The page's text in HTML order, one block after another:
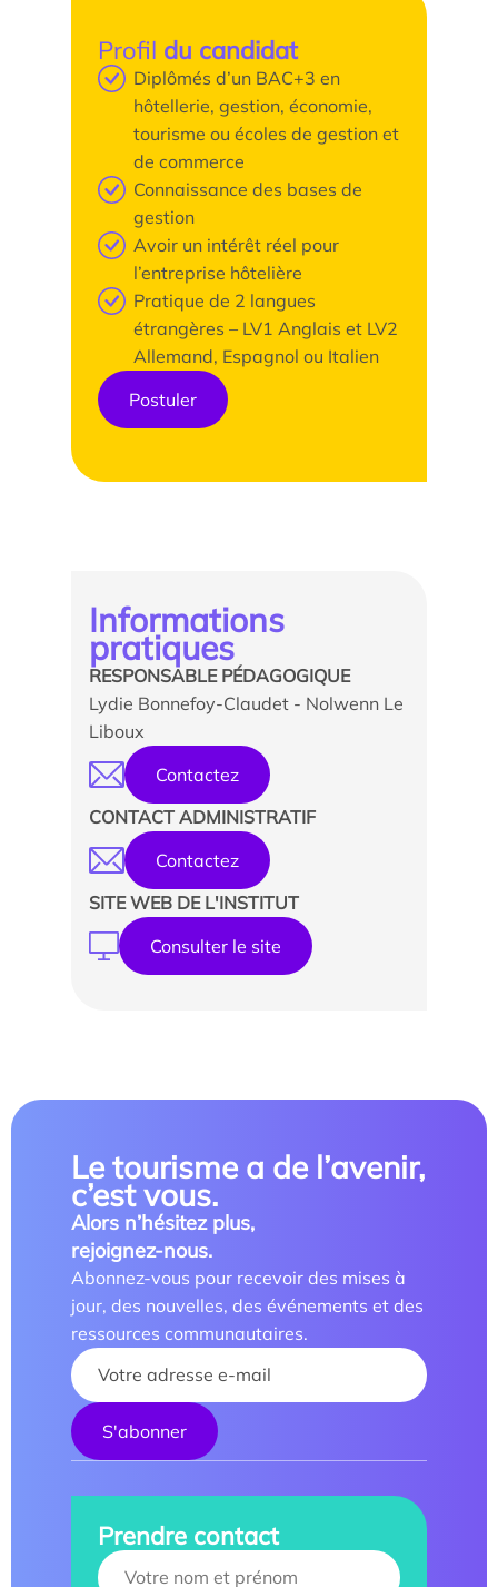
Profil du candidat
Diplômés d’un BAC+3 en
hôtellerie, gestion, économie,
tourisme ou écoles de gestion et
de commerce
Connaissance des bases de
gestion
Avoir un intérêt réel pour
l’entreprise hôtelière
Pratique de 2 langues
étrangères – LV1 Anglais et LV2
Allemand, Espagnol ou Italien
Postuler
Informations
pratiques
RESPONSABLE PÉDAGOGIQUE
Lydie Bonnefoy-Claudet - Nolwenn Le
Liboux
Contactez
CONTACT ADMINISTRATIF
Contactez
SITE WEB DE L'INSTITUT
Consulter le site
Le tourisme a de l’avenir,
c’est vous.
Alors n’hésitez plus,
rejoignez-nous.
Abonnez-vous pour recevoir des mises à
jour, des nouvelles, des événements et des
ressources communautaires.
Your name :
Prendre contact
Your name :